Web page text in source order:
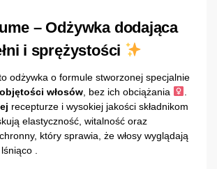
– Odżywka dodająca
i sprężystości
odżywka o formule stworzonej specjalnie
włosów , bez ich obciążania ‍
recepturze i wysokiej jakości składnikom
elastyczność, witalność oraz
który sprawia, że włosy wyglądają
.